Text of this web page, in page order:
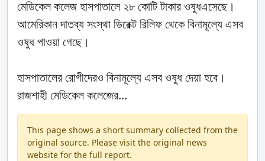
মেডিকেল কলেজ হাসপাতালে ২৮ কোটি টাকার ওষুধএসেছে।
আমেরিকান দাতব্য সংস্থা ডিরেক্ট রিলিফ থেকে বিনামূল্যে এসব
ওষুধ পাওয়া গেছে।
হাসপাতালের রোগীদেরও বিনামূল্যে এসব ওষুধ দেয়া হবে।
রাজশাহী মেডিকেল কলেজের...
This page shows a short summary collected from the
original source. Please visit the original news
website for the full report.